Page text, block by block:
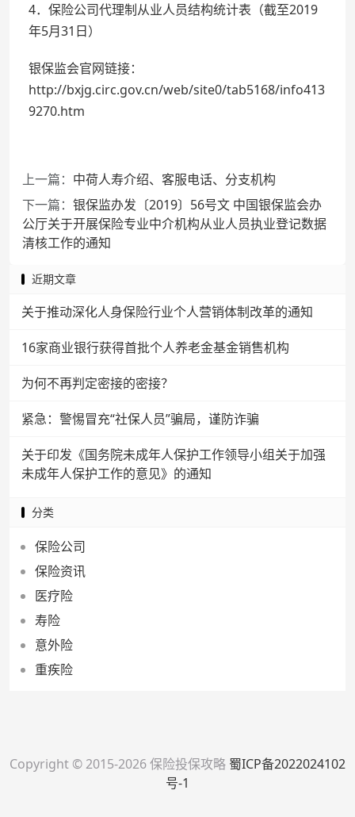
4．保险公司代理制从业人员结构统计表（截至2019
年5月31日）
银保监会官网链接：
http://bxjg.circ.gov.cn/web/site0/tab5168/info413
9270.htm
上一篇： 中荷人寿介绍、客服电话、分支机构
下一篇： 银保监办发〔2019〕56号文 中国银保监会办
公厅关于开展保险专业中介机构从业人员执业登记数据
清核工作的通知
近期文章
关于推动深化人身保险行业个人营销体制改革的通知
16家商业银行获得首批个人养老金基金销售机构
为何不再判定密接的密接？
紧急：警惕冒充“社保人员”骗局，谨防诈骗
关于印发《国务院未成年人保护工作领导小组关于加强
未成年人保护工作的意见》的通知
分类
保险公司
保险资讯
医疗险
寿险
意外险
重疾险
Copyright © 2015-2026 保险投保攻略 蜀ICP备2022024102
号-1